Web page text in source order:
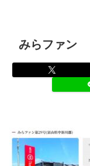
みらファン